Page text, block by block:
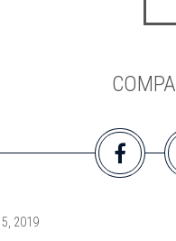
2019